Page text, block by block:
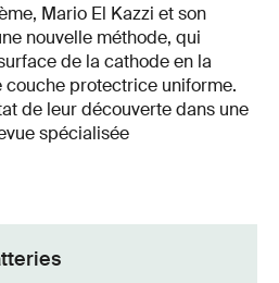
Mario El Kazzi et son
nouvelle méthode, qui
de la cathode en la
couche protectrice uniforme.
de leur découverte dans une
spécialisée